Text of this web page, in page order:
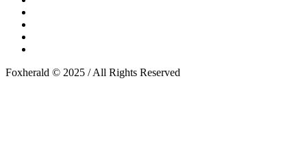
Foxherald © 2025 / All Rights Reserved